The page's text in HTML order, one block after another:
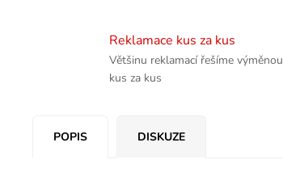
Reklamace kus za kus
Většinu reklamací řešíme výměnou
kus za kus
POPIS DISKUZE